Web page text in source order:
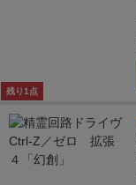
残り1点